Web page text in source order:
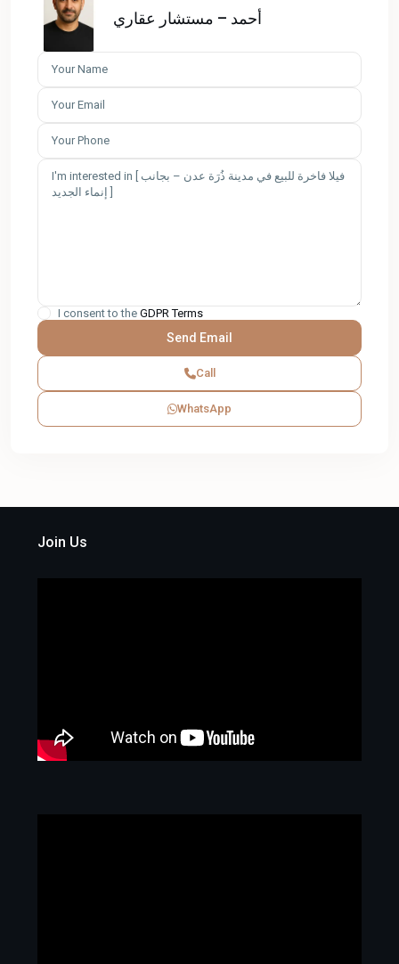
أحمد – مستشار عقاري
I consent to the GDPR Terms
Call
WhatsApp
Join Us